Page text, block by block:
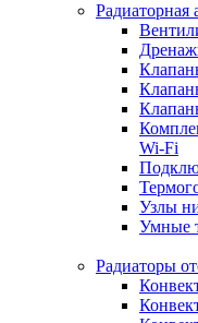
Радиаторная
Wi-Fi
Узлы
Умные
Радиаторы